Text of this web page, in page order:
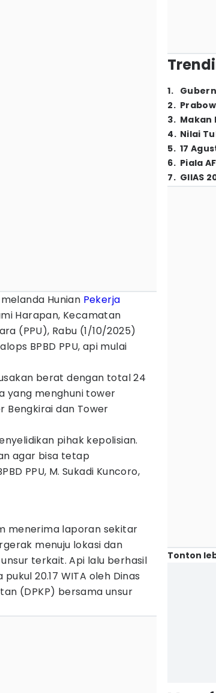
melanda Hunian Pekerja
Harapan, Kecamatan
(PPU), Rabu (1/10/2025)
BPBD PPU, api mulai
berat dengan total 24
yang menghuni tower
Bengkirai dan Tower
pihak kepolisian.
agar bisa tetap
PPU, M. Sukadi Kuncoro,
menerima laporan sekitar
menuju lokasi dan
terkait. Api lalu berhasil
20.17 WITA oleh Dinas
(DPKP) bersama unsur
1.
2.
3. Makan
4. Nilai
5. 17
6. Piala
7. GIIAS
Tonton